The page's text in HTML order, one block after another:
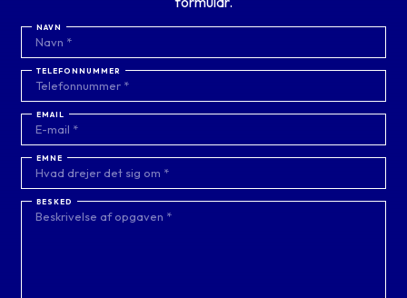
NAVN
TELEFONNUMMER
EMAIL
EMNE
BESKED